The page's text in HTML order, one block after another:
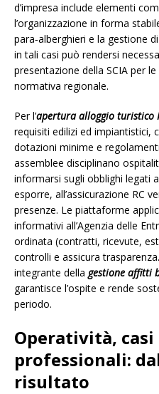
d’impresa include elementi
l’organizzazione in forma
para‑alberghieri e la gestione
in tali casi può rendersi
presentazione della SCIA per
normativa regionale.
Per l’apertura alloggio turistico
requisiti edilizi ed impiantistici,
dotazioni minime e
assemblee disciplinano
informarsi sugli obblighi legati
esporre, all’assicurazione RC
presenze. Le piattaforme
informativi all’Agenzia delle
ordinata (contratti, ricevute,
controlli e assicura
integrante della gestione affitti
garantisce l’ospite e rende
periodo.
Operatività,
professionali:
risultato